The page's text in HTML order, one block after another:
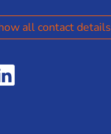
all contact details